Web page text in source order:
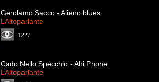
Gerolamo Sacco - Alieno blues
LAltoparlante
1227
Cado Nello Specchio - Ahi Phone
LAltoparlante